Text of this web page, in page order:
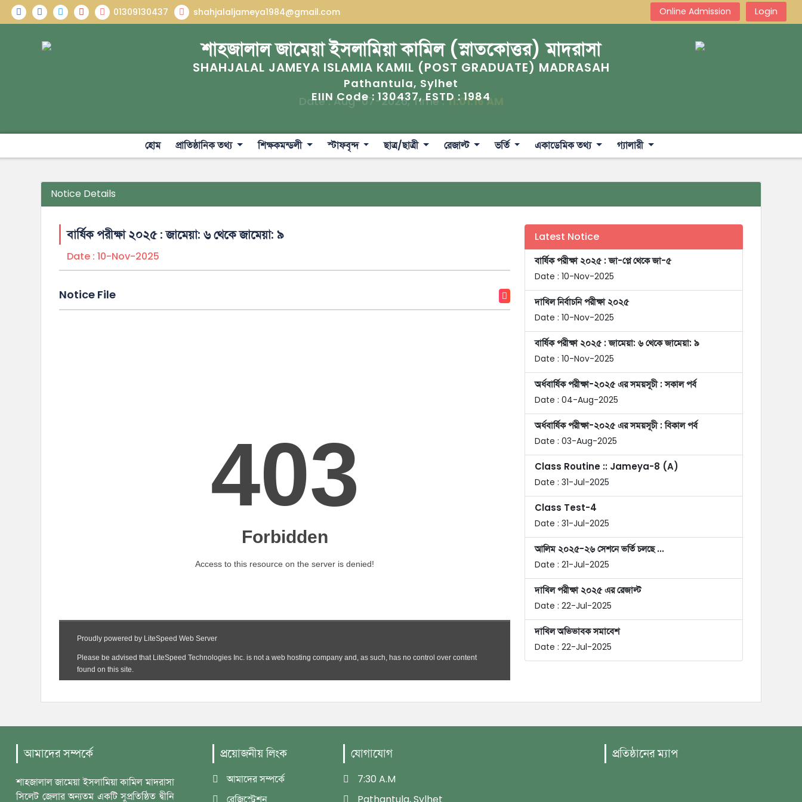
01309130437 shahjalaljameya1984@gmail.com Online Admission Login
শাহজালাল জামেয়া ইসলামিয়া কামিল (স্নাতকোত্তর) মাদরাসা
SHAHJALAL JAMEYA ISLAMIA KAMIL (POST GRADUATE) MADRASAH
Pathantula, Sylhet
EIIN Code : 130437, ESTD :1984
Date : Aug-07-2026, Time : 11:01:17 AM
হোম প্রাতিষ্ঠানিক তথ্য শিক্ষকমন্ডলী স্টাফবৃন্দ ছাত্র/ছাত্রী রেজাল্ট ভর্তি একাডেমিক তথ্য গ্যালারী
Notice Details
বার্ষিক পরীক্ষা ২০২৫ : জামেয়া: ৬ থেকে জামেয়া: ৯
Date : 10-Nov-2025
Notice File
Latest Notice
বার্ষিক পরীক্ষা ২০২৫ : জা-প্লে থেকে জা-৫
Date : 10-Nov-2025
দাখিল নির্বাচনি পরীক্ষা ২০২৫
Date : 10-Nov-2025
বার্ষিক পরীক্ষা ২০২৫ : জামেয়া: ৬ থেকে জামেয়া: ৯
Date : 10-Nov-2025
অর্ধবার্ষিক পরীক্ষা-২০২৫ এর সময়সূচী : সকাল পর্ব
Date : 04-Aug-2025
অর্ধবার্ষিক পরীক্ষা-২০২৫ এর সময়সূচী : বিকাল পর্ব
Date : 03-Aug-2025
Class Routine :: Jameya-8 (A)
Date : 31-Jul-2025
Class Test-4
Date : 31-Jul-2025
আলিম ২০২৫-২৬ সেশনে ভর্তি চলছে ...
Date : 21-Jul-2025
দাখিল পরীক্ষা ২০২৫ এর রেজাল্ট
Date : 22-Jul-2025
দাখিল অভিভাবক সমাবেশ
Date : 22-Jul-2025
আমাদের সম্পর্কে
শাহজালাল জামেয়া ইসলামিয়া কামিল মাদরাসা
সিলেট জেলার অন্যতম একটি সুপ্রতিষ্ঠিত দ্বীনি
প্রয়োজনীয় লিংক
আমাদের সম্পর্কে
রেজিস্ট্রেশন
যোগাযোগ
7:30 A.M
Pathantula, Sylhet
প্রতিষ্ঠানের ম্যাপ